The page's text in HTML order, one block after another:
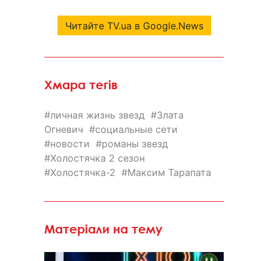
Читайте TV.ua в Google.News
Хмара тегів
личная жизнь звезд
Злата
Огневич
социальные сети
новости
романы звезд
Холостячка 2 сезон
Холостячка-2
Максим Тарапата
Матеріали на тему